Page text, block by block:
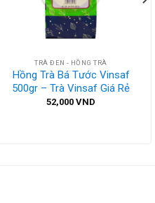
TRÀ ĐEN - HỒNG TRÀ
Hồng Trà Bá Tước Vinsaf
500gr – Trà Vinsaf Giá Rẻ
52,000 VND